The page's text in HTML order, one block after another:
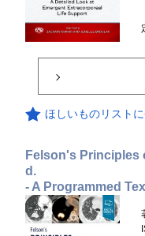
ほしいものリスト
Felson's Principles
d.
- A Programmed